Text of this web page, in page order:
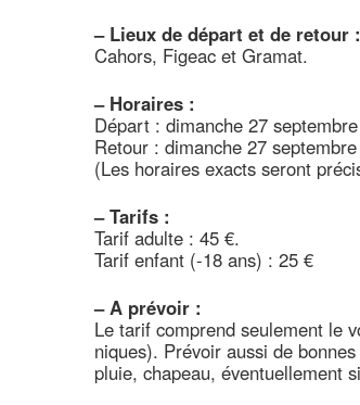
– Lieux de départ et de retour :
Cahors, Figeac et Gramat.
– Horaires :
Départ : dimanche 27
Retour : dimanche 27
(Les horaires exacts seront
– Tarifs :
Tarif adulte : 45 €.
Tarif enfant (-18 ans) : 25 €
– A prévoir :
Le tarif comprend seulement le
niques). Prévoir aussi de
pluie, chapeau, éventuellement